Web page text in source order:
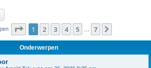
Pagina van 7
1 2 3 4 5 7
Onderwerpen